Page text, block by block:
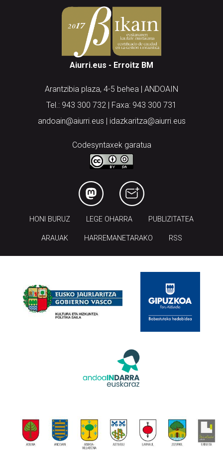
Aiurri.eus - Erroitz BM
Arantzibia plaza, 4-5 behea | ANDOAIN
Tel.: 943 300 732 | Faxa: 943 300 731
andoain@aiurri.eus | idazkaritza@aiurri.eus
Codesyntaxek garatua
HONI BURUZ LEGE OHARRA PUBLIZITATEA
ARAUAK HARREMANETARAKO RSS